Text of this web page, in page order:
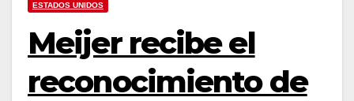
ESTADOS UNIDOS
Meijer recibe el
reconocimiento de